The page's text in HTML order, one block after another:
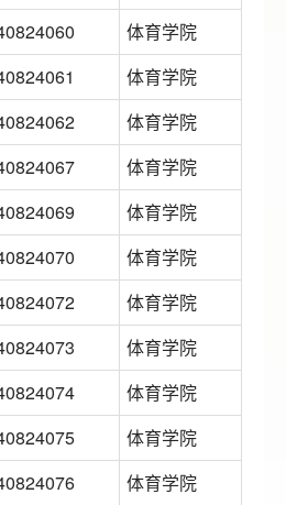
体育学院
体育学院
体育学院
体育学院
体育学院
体育学院
体育学院
体育学院
体育学院
体育学院
体育学院